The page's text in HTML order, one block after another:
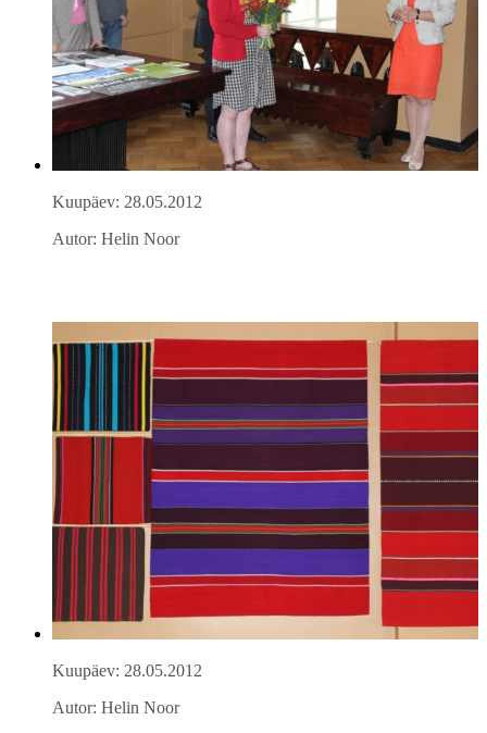
Kuupäev: 28.05.2012
Autor: Helin Noor
Kuupäev: 28.05.2012
Autor: Helin Noor